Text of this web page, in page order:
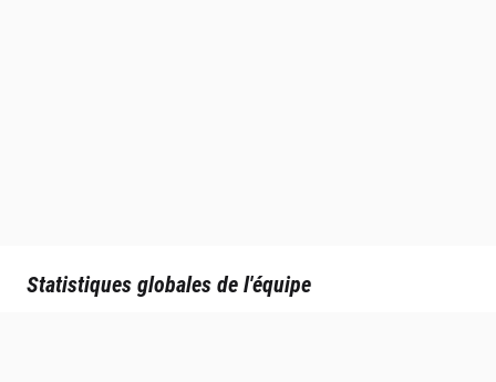
Statistiques globales de l'équipe